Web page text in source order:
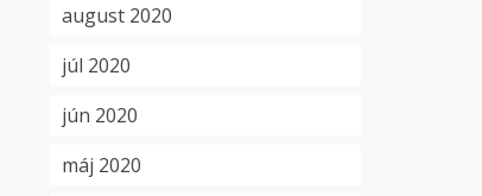
august 2020
júl 2020
jún 2020
máj 2020